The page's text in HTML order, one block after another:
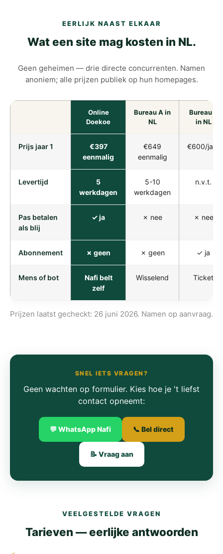
EERLIJK NAAST ELKAAR
Wat een site mag kosten in NL.
Geen geheimen — drie directe concurrenten. Namen
anoniem; alle prijzen publiek op hun homepages.
Online
Doekoe
Bureau A in
NL
Bureau B
in NL
Prijs jaar 1
€397
eenmalig
€649
eenmalig
€600/jaar
Levertijd
5
werkdagen
5-10
werkdagen
n.v.t.
Pas betalen
als blij
✓ ja ✗ nee ✗ nee
Abonnement ✗ geen ✗ geen ✓ ja
Mens of bot
Nafi belt
zelf
Wisselend Ticket
Prijzen laatst gecheckt: 26 juni 2026. Namen op aanvraag.
SNEL IETS VRAGEN?
Geen wachten op formulier. Kies hoe je 't liefst
contact opneemt:
💬 WhatsApp Nafi 📞 Bel direct
📝 Vraag aan
VEELGESTELDE VRAGEN
Tarieven — eerlijke antwoorden